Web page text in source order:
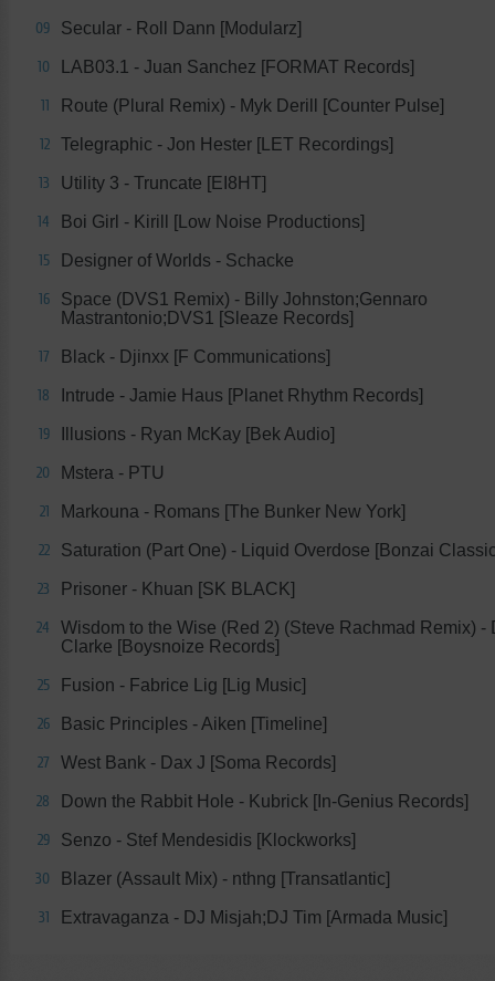
09 Secular - Roll Dann [Modularz]
10 LAB03.1 - Juan Sanchez [FORMAT Records]
11 Route (Plural Remix) - Myk Derill [Counter Pulse]
12 Telegraphic - Jon Hester [LET Recordings]
13 Utility 3 - Truncate [EI8HT]
14 Boi Girl - Kirill [Low Noise Productions]
15 Designer of Worlds - Schacke
16
Space (DVS1 Remix) - Billy Johnston;Gennaro
Mastrantonio;DVS1 [Sleaze Records]
17 Black - Djinxx [F Communications]
18 Intrude - Jamie Haus [Planet Rhythm Records]
19 Illusions - Ryan McKay [Bek Audio]
20 Mstera - PTU
21 Markouna - Romans [The Bunker New York]
22 Saturation (Part One) - Liquid Overdose [Bonzai
23 Prisoner - Khuan [SK BLACK]
24
Wisdom to the Wise (Red 2) (Steve Rachmad Remix) -
Clarke [Boysnoize Records]
25 Fusion - Fabrice Lig [Lig Music]
26 Basic Principles - Aiken [Timeline]
27 West Bank - Dax J [Soma Records]
28 Down the Rabbit Hole - Kubrick [In-Genius Records]
29 Senzo - Stef Mendesidis [Klockworks]
30 Blazer (Assault Mix) - nthng [Transatlantic]
31 Extravaganza - DJ Misjah;DJ Tim [Armada Music]